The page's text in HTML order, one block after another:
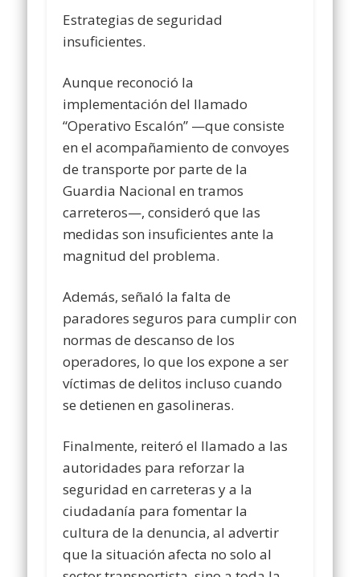
Estrategias de seguridad
insuficientes.
Aunque reconoció la
implementación del llamado
“Operativo Escalón” —que consiste
en el acompañamiento de convoyes
de transporte por parte de la
Guardia Nacional en tramos
carreteros—, consideró que las
medidas son insuficientes ante la
magnitud del problema.
Además, señaló la falta de
paradores seguros para cumplir con
normas de descanso de los
operadores, lo que los expone a ser
víctimas de delitos incluso cuando
se detienen en gasolineras.
Finalmente, reiteró el llamado a las
autoridades para reforzar la
seguridad en carreteras y a la
ciudadanía para fomentar la
cultura de la denuncia, al advertir
que la situación afecta no solo al